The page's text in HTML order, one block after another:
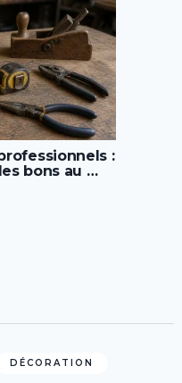
:
bons au …
DÉCORATION